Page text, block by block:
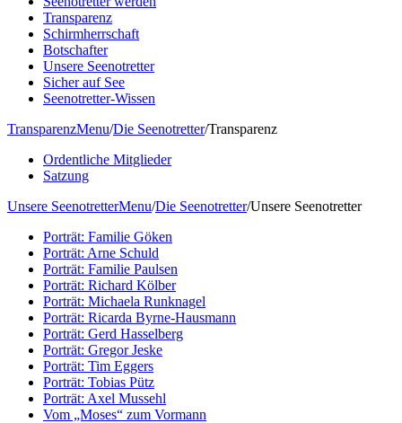
Transparenz
Schirmherrschaft
Botschafter
Unsere Seenotretter
Sicher auf See
Seenotretter-Wissen
TransparenzMenu/Die Seenotretter/Transparenz
Ordentliche Mitglieder
Satzung
Unsere SeenotretterMenu/Die Seenotretter/Unsere Seenotretter
Porträt: Familie Göken
Porträt: Arne Schuld
Porträt: Familie Paulsen
Porträt: Richard Kölber
Porträt: Michaela Runknagel
Porträt: Ricarda Byrne-Hausmann
Porträt: Gerd Hasselberg
Porträt: Gregor Jeske
Porträt: Tim Eggers
Porträt: Tobias Pütz
Porträt: Axel Mussehl
Vom „Moses“ zum Vormann